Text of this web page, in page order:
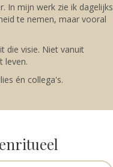
In mijn werk zie ik dagelijks
te nemen, maar vooral
die visie. Niet vanuit
leven.
én collega's.